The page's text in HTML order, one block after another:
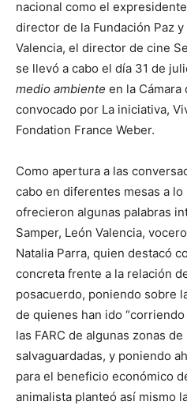
nacional como el
director de la Fundación Paz
Valencia, el director de cine
se llevó a cabo el día 31 de
medio ambiente en la
convocado por La iniciativa,
Fondation France Weber.
Como apertura a las
cabo en diferentes mesas a
ofrecieron algunas palabras
Samper, León Valencia,
Natalia Parra, quien destacó
concreta frente a la relación
posacuerdo, poniendo sobre
de quienes han ido
las FARC de algunas zonas
salvaguardadas, y poniendo
para el beneficio económico
animalista planteó así mismo